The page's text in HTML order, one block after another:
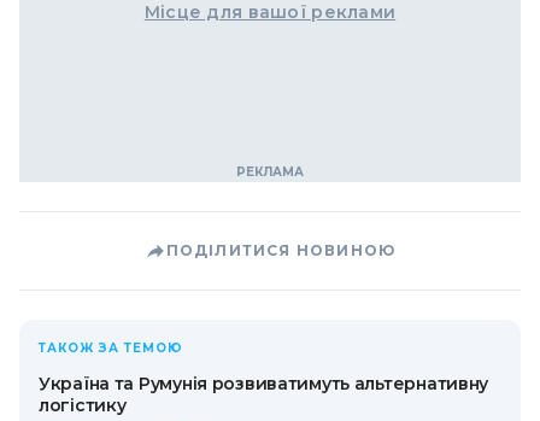
Місце для вашої реклами
ПОДІЛИТИСЯ НОВИНОЮ
ТАКОЖ ЗА ТЕМОЮ
Україна та Румунія розвиватимуть альтернативну
логістику